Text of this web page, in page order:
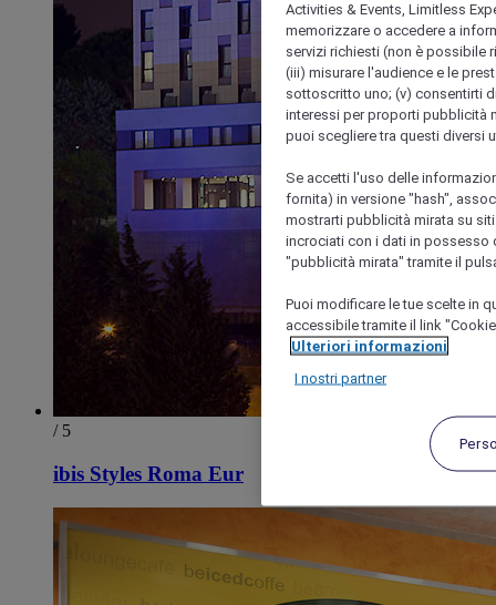
/ 5
ibis Styles Roma Eur
Activities & Events, Limitless
memorizzare o accedere a
servizi richiesti (non è possibile
(iii) misurare l'audience e le
sottoscritto uno; (v) consentirti
interessi per proporti pubblicità
puoi scegliere tra questi diversi
Se accetti l'uso delle
fornita) in versione "hash",
mostrarti pubblicità mirata su
incrociati con i dati in possesso
"pubblicità mirata" tramite il
Puoi modificare le tue scelte in
accessibile tramite il link
Ulteriori informazioni
I nostri partner